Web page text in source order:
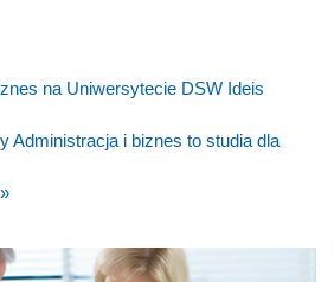
na Uniwersytecie DSW Ideis
Administracja i biznes to studia dla